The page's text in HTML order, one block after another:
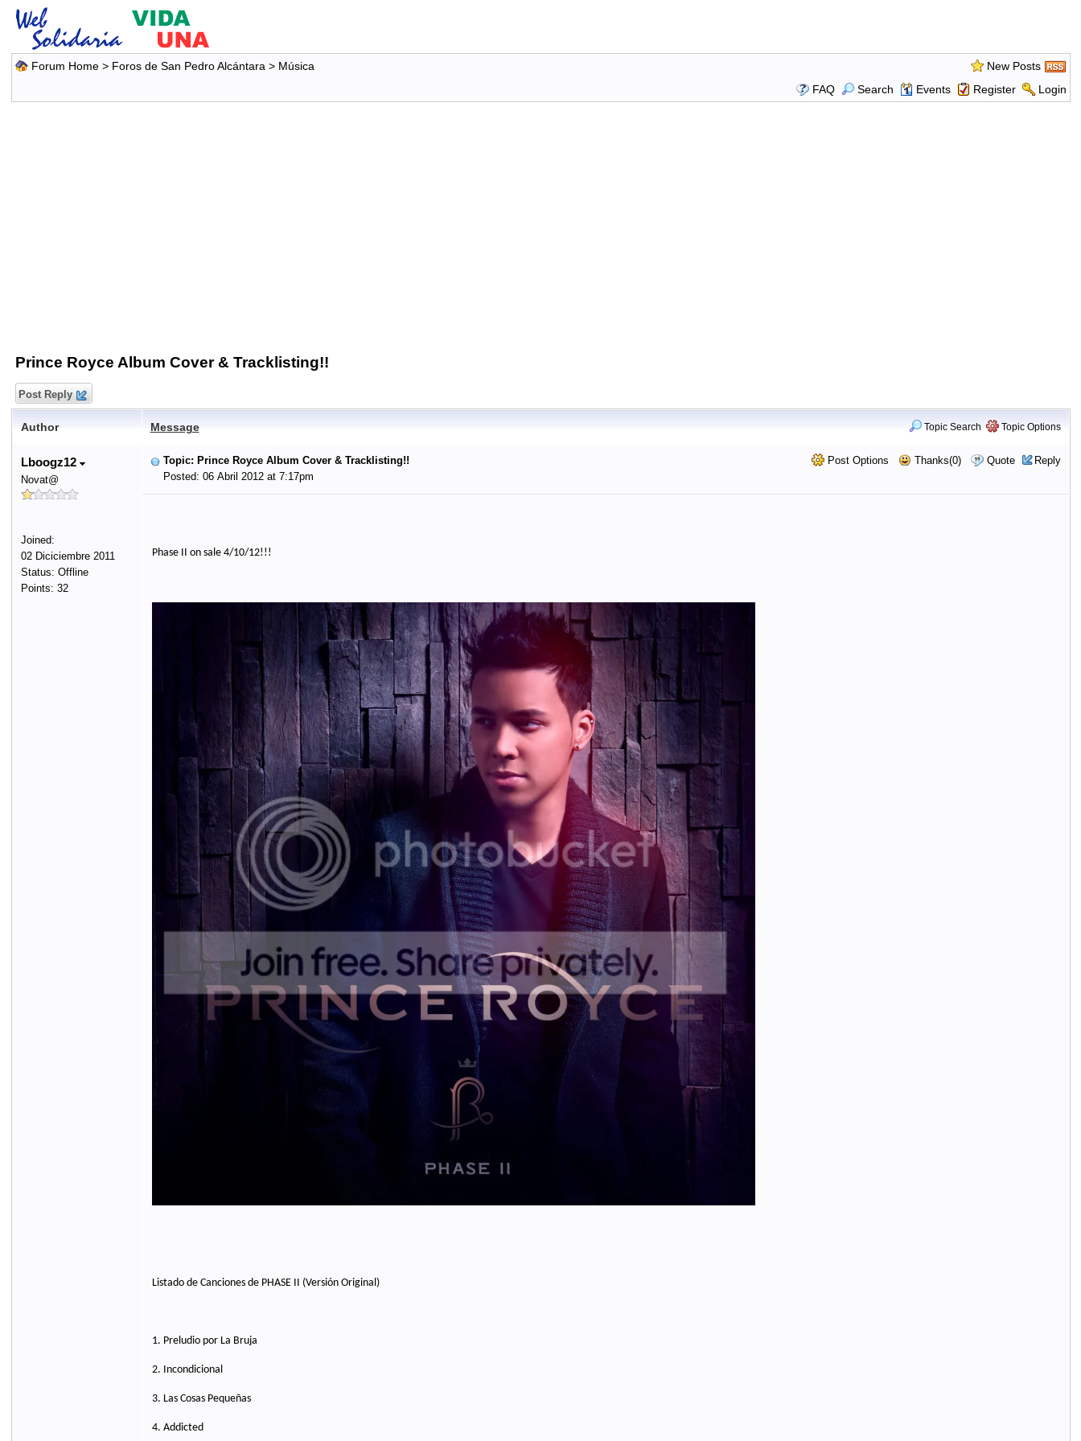
Forum Home> Foros de San Pedro Alcántara > Música
New Posts
FAQ
Search Events Register Login
Prince Royce Album Cover & Tracklisting!!
Post Reply
Author Message Topic Search Topic Options
Lboogz12
Novat@
Joined:
02 Diciciembre 2011
Status: Offline
Points: 32
Post Options Thanks(0) Quote Reply
Topic: Prince Royce Album Cover & Tracklisting!!
Posted: 06 Abril 2012 at 7:17pm
Phase II on sale 4/10/12!!!
Listado de Canciones de PHASE II (Versión Original)
1. Preludio por La Bruja
2. Incondicional
3. Las Cosas Pequeñas
4. Addicted